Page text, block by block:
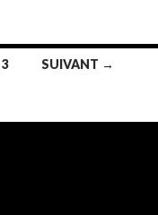
3 SUIVANT →